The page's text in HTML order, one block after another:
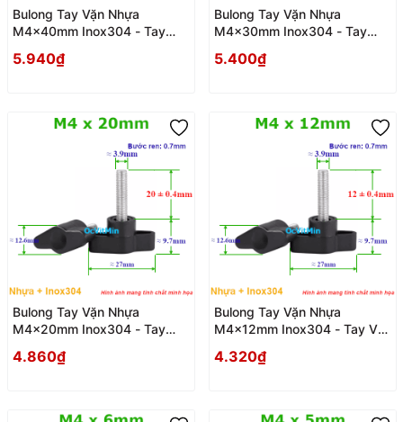
Bulong Tay Vặn Nhựa
M4x40mm Inox304 - Tay
5.940₫
Bulong Tay Vặn Nhựa
M4x30mm Inox304 - Tay
5.400₫
Bulong Tay Vặn Nhựa
M4x20mm Inox304 - Tay
4.860₫
Bulong Tay Vặn Nhựa
M4x12mm Inox304 - Tay Van
4.320₫